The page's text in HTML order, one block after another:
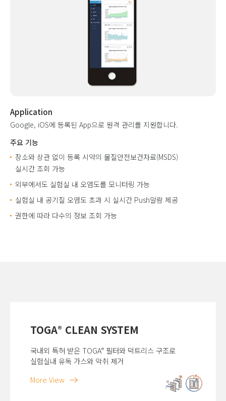
Application
Google, iOS에 등록된 App으로 원격 관리를 지원합니다.
주요 기능
장소와 상관 없이 등록 시약의 물질안전보건자료(MSDS)
실시간 조회 가능
외부에서도 실험실 내 오염도를 모니터링 가능
실험실 내 공기질 오염도 초과 시 실시간 Push알람 제공
권한에 따라 다수의 정보 조회 가능
TOGA® CLEAN SYSTEM
국내외 특허 받은 TOGA® 필터와 덕트리스 구조로
실험실내 유독 가스와 악취 제거
More View